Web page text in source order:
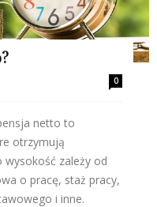
0
netto to
otrzymują
wysokość zależy od
o pracę, staż pracy,
i inne.